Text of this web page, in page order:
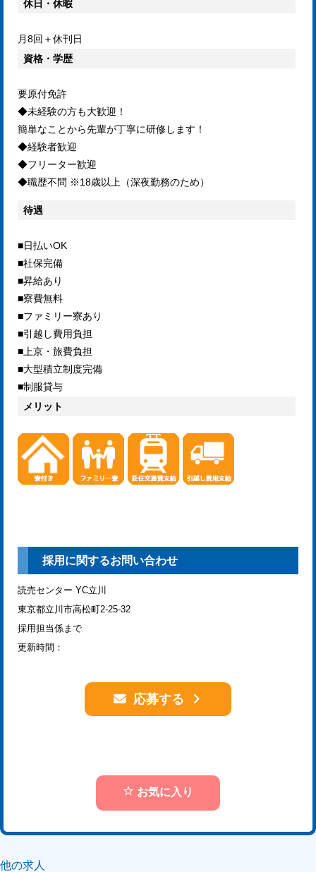
休日・休暇
月8回＋休刊日
資格・学歴
要原付免許
◆未経験の方も大歓迎！
簡単なことから先輩が丁寧に研修します！
◆経験者歓迎
◆フリーター歓迎
◆職歴不問 ※18歳以上（深夜勤務のため）
待遇
■日払いOK
■社保完備
■昇給あり
■寮費無料
■ファミリー寮あり
■引越し費用負担
■上京・旅費負担
■大型積立制度完備
■制服貸与
メリット
採用に関するお問い合わせ
読売センター YC立川
東京都立川市高松町2-25-32
採用担当係まで
更新時間：
応募する
お気に入り
他の求人